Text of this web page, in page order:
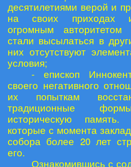
десятилетиями верой и
на своих приходах
огромным
стали высылаться в
них отсутствуют
условия;
- епископ
своего негативного
их попыткам
традиционные
историческую память.
которые с момента
собора более 20 лет
его.
Ознакомившись с